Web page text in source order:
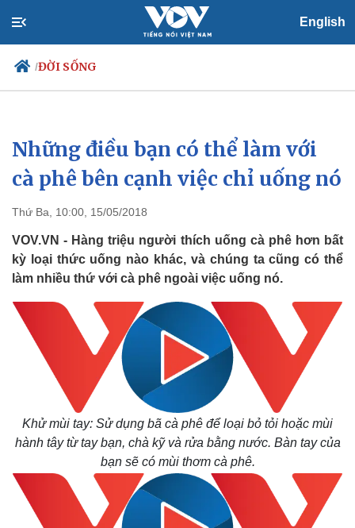
English
/ĐỜI SỐNG
Chính trị
Đảng
Tổ chức nhân sự
Nhận diện sự thật
Xã hội
Tin 24h
Dự báo thời tiết
Việc làm
Biển đảo
Những điều bạn có thể làm với
cà phê bên cạnh việc chỉ uống nó
Thứ Ba, 10:00, 15/05/2018
VOV.VN - Hàng triệu người thích uống cà phê hơn bất
kỳ loại thức uống nào khác, và chúng ta cũng có thể
làm nhiều thứ với cà phê ngoài việc uống nó.
Khử mùi tay: Sử dụng bã cà phê để loại bỏ tỏi hoặc mùi
hành tây từ tay bạn, chà kỹ và rửa bằng nước. Bàn tay của
bạn sẽ có mùi thơm cà phê.